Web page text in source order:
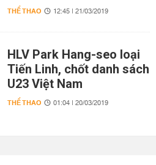
THỂ THAO 12:45 | 21/03/2019
HLV Park Hang-seo loại
Tiến Linh, chốt danh sách
U23 Việt Nam
THỂ THAO 01:04 | 20/03/2019